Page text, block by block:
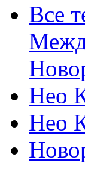
Все
Нео
Нео